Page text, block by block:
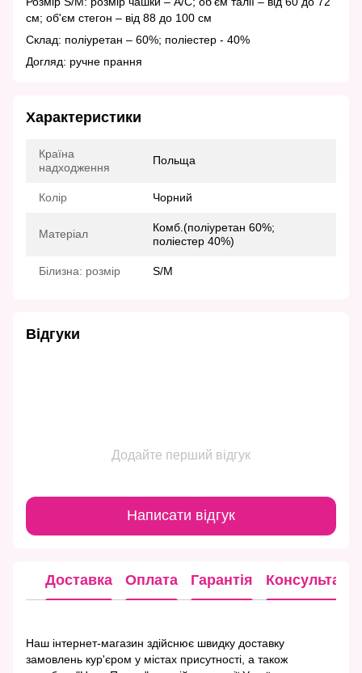
см; об'єм стегон – від 88 до 100 см
Склад: поліуретан – 60%; поліестер - 40%
Догляд: ручне прання
Характеристики
Країна
надходження
Польща
Колір Чорний
Матеріал
Комб.(поліуретан 60%;
поліестер 40%)
Білизна: розмір S/M
Відгуки
Додайте перший відгук
Написати відгук
Доставка Оплата Гарантія Консультація
Наш інтернет-магазин здійснює швидку доставку
замовлень кур'єром у містах присутності, а також